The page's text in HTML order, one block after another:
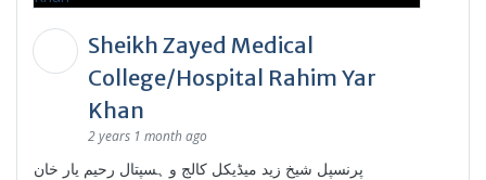
Sheikh Zayed Medical
College/Hospital Rahim Yar
Khan
2 years 1 month ago
پرنسپل شیخ زید میڈیکل کالج و ہسپتال رحیم یار خان